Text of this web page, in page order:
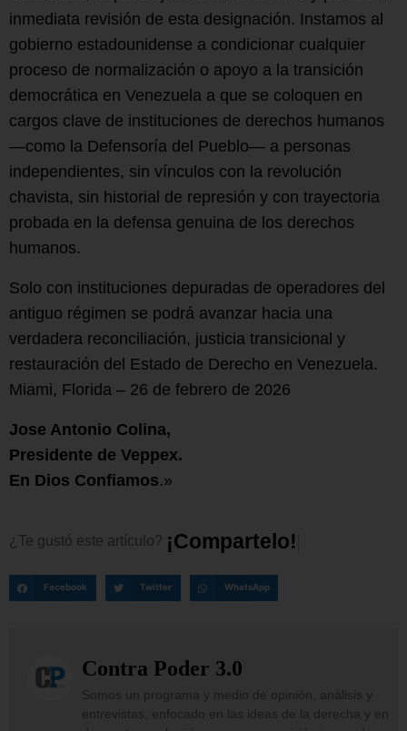
inmediata revisión de esta designación. Instamos al
gobierno estadounidense a condicionar cualquier
proceso de normalización o apoyo a la transición
democrática en Venezuela a que se coloquen en
cargos clave de instituciones de derechos humanos
—como la Defensoría del Pueblo— a personas
independientes, sin vínculos con la revolución
chavista, sin historial de represión y con trayectoria
probada en la defensa genuina de los derechos
humanos.
Solo con instituciones depuradas de operadores del
antiguo régimen se podrá avanzar hacia una
verdadera reconciliación, justicia transicional y
restauración del Estado de Derecho en Venezuela.
Miami, Florida – 26 de febrero de 2026
Jose Antonio Colina,
Presidente de Veppex.
En Dios Confiamos.»
¿Te gustó este artículo? ¡Compartelo!
Facebook Twitter WhatsApp
Contra Poder 3.0
Somos un programa y medio de opinión, análisis y
entrevistas, enfocado en las ideas de la derecha y en